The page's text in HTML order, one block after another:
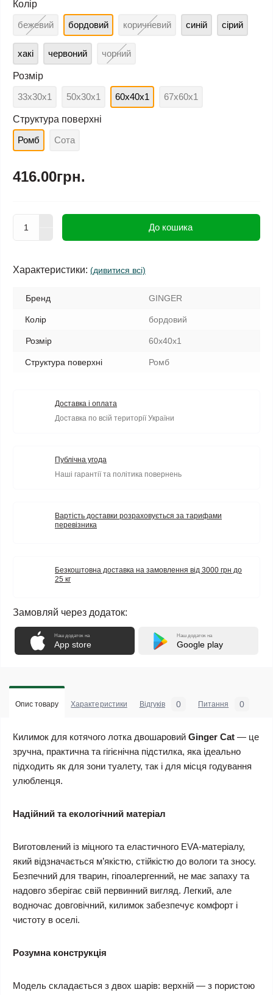
Колір
бежевий
бордовий коричневий синій сірий
хакі червоний чорний
Розмір
33х30х1
50х30х1 60х40х1 67х60х1
Структура поверхні
Ромб
Сота
416.00грн.
До кошика
Характеристики: (дивитися всі)
Бренд GINGER
Колір бордовий
Розмір 60х40х1
Структура поверхні Ромб
Доставка і оплата
Доставка по всій території України
Публічна угода
Наші гарантії та політика повернень
Вартість доставки розраховується за тарифами
перевізника
Безкоштовна доставка на замовлення від 3000 грн до
25 кг
Замовляй через додаток:
Наш додаток на
App store
Наш додаток на
Google play
Опис товару Характеристики Відгуків 0 Питання 0
Килимок для котячого лотка двошаровий Ginger Cat — це
зручна, практична та гігієнічна підстилка, яка ідеально
підходить як для зони туалету, так і для місця годування
улюбленця.
Надійний та екологічний матеріал
Виготовлений із міцного та еластичного EVA-матеріалу,
який відзначається м’якістю, стійкістю до вологи та зносу.
Безпечний для тварин, гіпоалергенний, не має запаху та
надовго зберігає свій первинний вигляд. Легкий, але
водночас довговічний, килимок забезпечує комфорт і
чистоту в оселі.
Розумна конструкція
Модель складається з двох шарів: верхній — з пористою